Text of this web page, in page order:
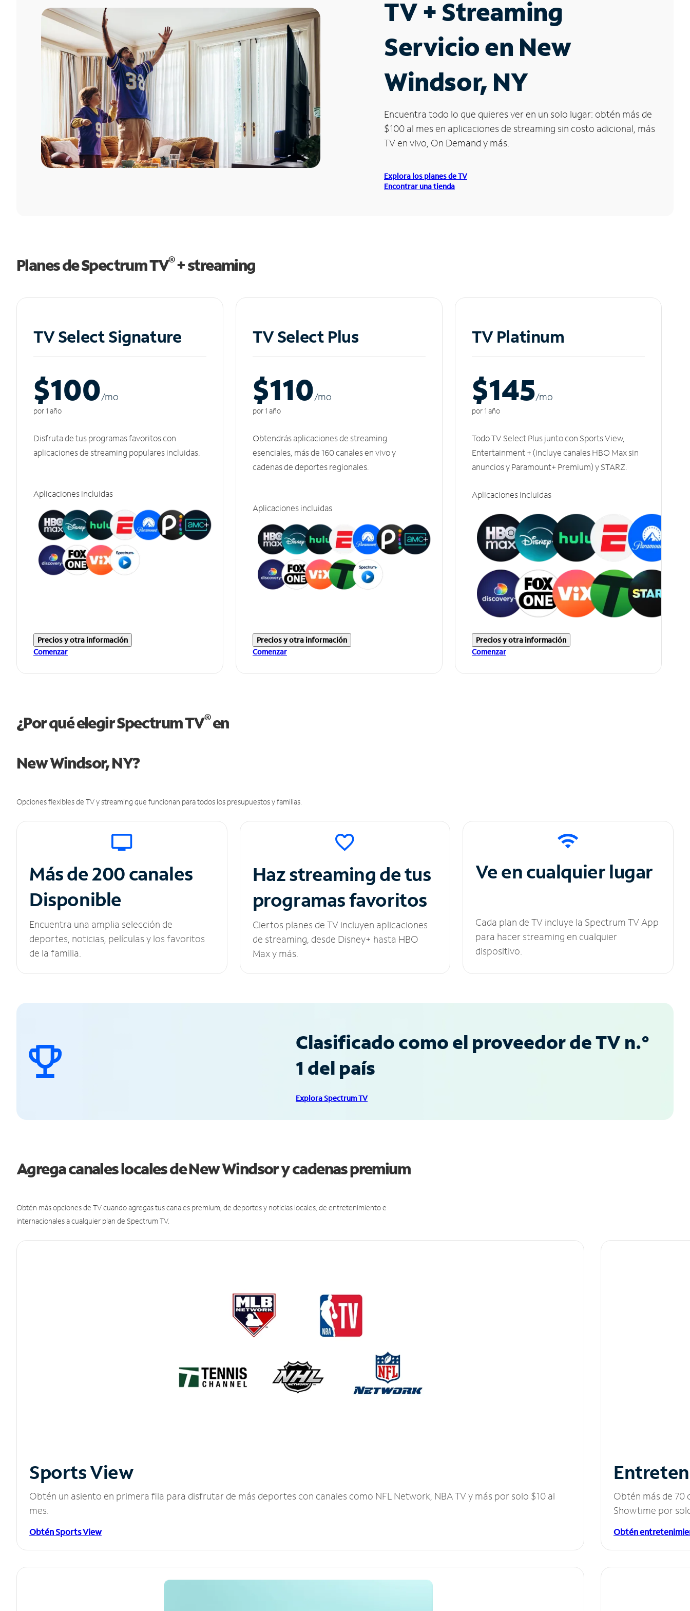
TV + Streaming
Servicio en New
Windsor, NY
Encuentra todo lo que quieres ver en un solo lugar: obtén más de
$100 al mes en aplicaciones de streaming sin costo adicional, más
TV en vivo, On Demand y más.
Explora los planes de TV
Encontrar una tienda
Planes de Spectrum TV®+ streaming
TV Select Signature
$100/mo
por 1 año
Disfruta de tus programas favoritos con
aplicaciones de streaming populares incluidas.
Aplicaciones incluidas
Precios y otra información
Comenzar
TV Select Plus
$110/mo
por 1 año
Obtendrás aplicaciones de streaming
esenciales, más de 160 canales en vivo y
cadenas de deportes regionales.
Aplicaciones incluidas
Precios y otra información
Comenzar
TV Platinum
$145/mo
por 1 año
Todo TV Select Plus junto con Sports View,
Entertainment + (incluye canales HBO Max sin
anuncios y Paramount+ Premium) y STARZ.
Aplicaciones incluidas
Precios y otra información
Comenzar
¿Por qué elegir Spectrum TV®en
New Windsor, NY?
Opciones flexibles de TV y streaming que funcionan para todos los presupuestos y familias.
Más de 200 canales
Disponible
Encuentra una amplia selección de
deportes, noticias, películas y los favoritos
de la familia.
Haz streaming de tus
programas favoritos
Ciertos planes de TV incluyen aplicaciones
de streaming, desde Disney+ hasta HBO
Max y más.
Ve en cualquier lugar
Cada plan de TV incluye la Spectrum TV App
para hacer streaming en cualquier
dispositivo.
Clasificado como el proveedor de TV n.°
1 del país
Explora Spectrum TV
Agrega canales locales de New Windsor y cadenas premium
Obtén más opciones de TV cuando agregas tus canales premium, de deportes y noticias locales, de entretenimiento e
internacionales a cualquier plan de Spectrum TV.
Sports View
Obtén un asiento en primera fila para disfrutar de más deportes con canales como NFL Network, NBA TV y más por solo $10 al
mes.
Obtén Sports View
Obtén más de 70
Showtime por
Obtén